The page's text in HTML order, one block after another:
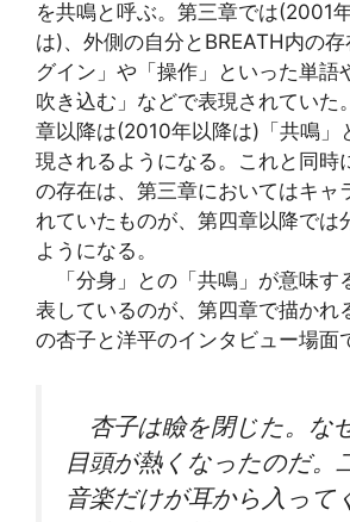
を共鳴と呼ぶ。第三章では(2001
は)、外側の自分とBREATH内の
グイン」や「操作」といった単語
吹き込む」などで表現されていた
章以降は(2010年以降は)「共鳴」
現されるようになる。これと同時
の存在は、第三章においてはキャ
れていたものが、第四章以降では
ようになる。
「分身」との「共鳴」が意味す
表しているのが、第四章で描かれ
の杏子と洋平のインタビュー場面
杏子は瞼を閉じた。な
目頭が熱くなったのだ。
音楽だけが耳から入って